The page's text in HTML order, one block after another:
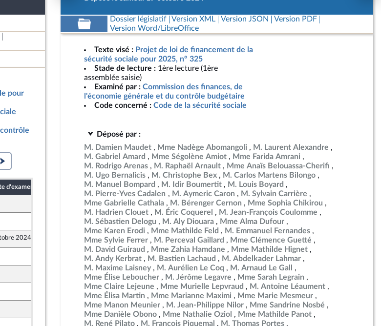
pour
d'examen Date de dépôt
18 octobre 2024
18 octobre 2024
2024 18 octobre 2024
18 octobre 2024
18 octobre 2024
18 octobre 2024
19 octobre 2024
Dossier législatif Version XML Version JSON
Version PDF
Version Word/LibreOffice
Texte visé : Projet de loi de financement de la
sécurité sociale pour 2025, n° 325
Stade de lecture : 1ère lecture (1ère
assemblée saisie)
Examiné par : Commission des finances, de
l'économie générale et du contrôle budgétaire
Code concerné : Code de la sécurité sociale
Déposé par :
M. Damien Maudet
Mme Nadège Abomangoli
M. Laurent Alexandre
M. Gabriel Amard
Mme Ségolène Amiot
Mme Farida Amrani
M. Rodrigo Arenas
M. Raphaël Arnault
Mme Anaïs Belouassa-Cherifi
M. Ugo Bernalicis
M. Christophe Bex
M. Carlos Martens Bilongo
M. Manuel Bompard
M. Idir Boumertit
M. Louis Boyard
M. Pierre-Yves Cadalen
M. Aymeric Caron
M. Sylvain Carrière
Mme Gabrielle Cathala
M. Bérenger Cernon
Mme Sophia Chikirou
M. Hadrien Clouet
M. Éric Coquerel
M. Jean-François Coulomme
M. Sébastien Delogu
M. Aly Diouara
Mme Alma Dufour
Mme Karen Erodi
Mme Mathilde Feld
M. Emmanuel Fernandes
Mme Sylvie Ferrer
M. Perceval Gaillard
Mme Clémence Guetté
M. David Guiraud
Mme Zahia Hamdane
Mme Mathilde Hignet
M. Andy Kerbrat
M. Bastien Lachaud
M. Abdelkader Lahmar
M. Maxime Laisney
M. Aurélien Le Coq
M. Arnaud Le Gall
Mme Élise Leboucher
M. Jérôme Legavre
Mme Sarah Legrain
Mme Claire Lejeune
Mme Murielle Lepvraud
M. Antoine Léaument
Mme Élisa Martin
Mme Marianne Maximi
Mme Marie Mesmeur
Mme Manon Meunier
M. Jean-Philippe Nilor
Mme Sandrine Nosbé
Mme Danièle Obono
Mme Nathalie Oziol
Mme Mathilde Panot
M. René Pilato
M. François Piquemal
M. Thomas Portes